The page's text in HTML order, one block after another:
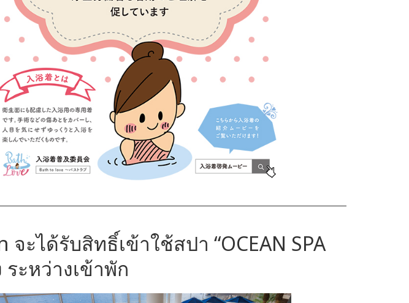
ะได้รับสิทธิ์เข้าใช้สปา “OCEAN SPA
ระหว่างเข้าพัก